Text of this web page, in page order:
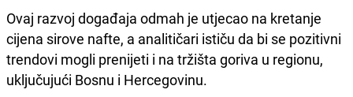
Ovaj razvoj događaja odmah je utjecao na kretanje
cijena sirove nafte, a analitičari ističu da bi se pozitivni
trendovi mogli prenijeti i na tržišta goriva u regionu,
uključujući Bosnu i Hercegovinu.